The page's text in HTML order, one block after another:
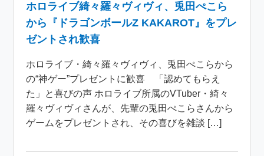
ホロライブ綺々羅々ヴィヴィ、兎田ぺこら
から『ドラゴンボールZ KAKAROT』をプレ
ゼントされ歓喜
ホロライブ・綺々羅々ヴィヴィ、兎田ぺこらから
の“神ゲー”プレゼントに歓喜 「認めてもらえ
た」と喜びの声 ホロライブ所属のVTuber・綺々
羅々ヴィヴィさんが、先輩の兎田ぺこらさんから
ゲームをプレゼントされ、その喜びを雑談 […]